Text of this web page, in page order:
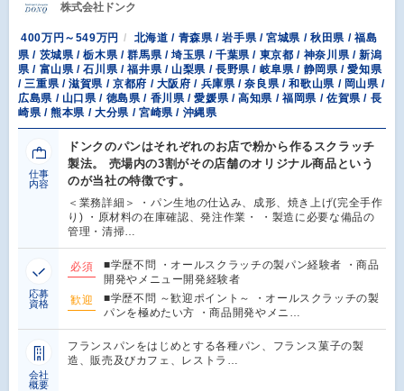
株式会社ドンク
400万円～549万円
北海道 / 青森県 / 岩手県 / 宮城県 / 秋田県 / 福島
県 / 茨城県 / 栃木県 / 群馬県 / 埼玉県 / 千葉県 / 東京都 / 神奈川県 / 新潟
県 / 富山県 / 石川県 / 福井県 / 山梨県 / 長野県 / 岐阜県 / 静岡県 / 愛知県
/ 三重県 / 滋賀県 / 京都府 / 大阪府 / 兵庫県 / 奈良県 / 和歌山県 / 岡山県 /
広島県 / 山口県 / 徳島県 / 香川県 / 愛媛県 / 高知県 / 福岡県 / 佐賀県 / 長
崎県 / 熊本県 / 大分県 / 宮崎県 / 沖縄県
仕事
内容
ドンクのパンはそれぞれのお店で粉から作るスクラッチ
製法。 売場内の3割がその店舗のオリジナル商品という
のが当社の特徴です。
＜業務詳細＞ ・パン生地の仕込み、成形、焼き上げ(完全手作
り) ・原材料の在庫確認、発注作業・ ・製造に必要な備品の
管理・清掃…
応募
資格
必須
■学歴不問 ・オールスクラッチの製パン経験者 ・商品
開発やメニュー開発経験者
歓迎
■学歴不問 ～歓迎ポイント～ ・オールスクラッチの製
パンを極めたい方 ・商品開発やメニ…
会社
概要
フランスパンをはじめとする各種パン、フランス菓子の製
造、販売及びカフェ、レストラ…